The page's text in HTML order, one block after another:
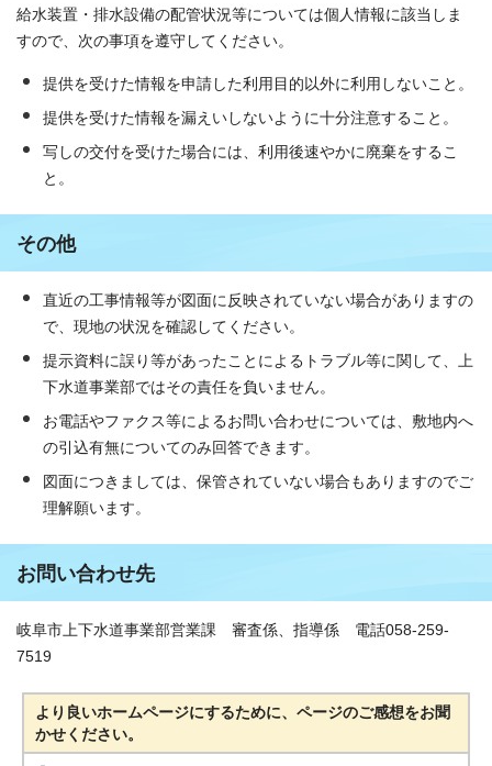
給水装置・排水設備の配管状況等については個人情報に該当しま
すので、次の事項を遵守してください。
提供を受けた情報を申請した利用目的以外に利用しないこと。
提供を受けた情報を漏えいしないように十分注意すること。
写しの交付を受けた場合には、利用後速やかに廃棄をするこ
と。
その他
直近の工事情報等が図面に反映されていない場合がありますの
で、現地の状況を確認してください。
提示資料に誤り等があったことによるトラブル等に関して、上
下水道事業部ではその責任を負いません。
お電話やファクス等によるお問い合わせについては、敷地内へ
の引込有無についてのみ回答できます。
図面につきましては、保管されていない場合もありますのでご
理解願います。
お問い合わせ先
岐阜市上下水道事業部営業課 審査係、指導係 電話058-259-
7519
より良いホームページにするために、ページのご感想をお聞
かせください。